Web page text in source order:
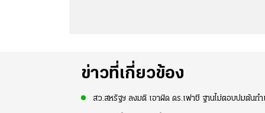
ข่าวที่เกี่ยวข้อง
สว.สหรัฐฯ ลงมติ เอาผิด ดร.เฟาชี ฐานไม่ตอบปมต้นกำ